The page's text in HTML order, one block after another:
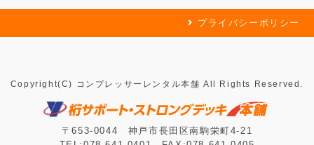
プライバシーポリシー
Copyright(C) コンプレッサーレンタル本舗 All Rights Reserved.
〒653-0044 神戸市長田区南駒栄町4-21